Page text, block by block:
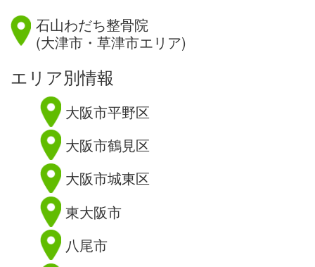
石山わだち整骨院
(大津市・草津市エリア)
エリア別情報
大阪市平野区
大阪市鶴見区
大阪市城東区
東大阪市
八尾市